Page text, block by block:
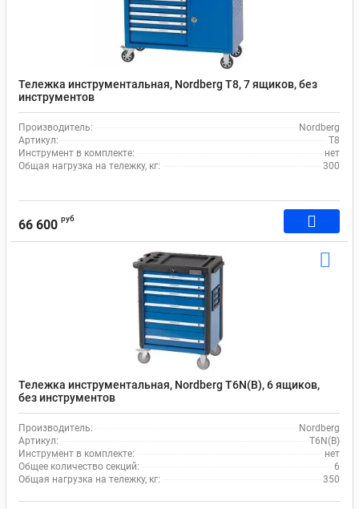
Тележка инструментальная, Nordberg T8, 7 ящиков, без
инструментов
Производитель:
Nordberg
Артикул:
T8
Инструмент в комплекте:
нет
Общая нагрузка на тележку, кг:
300
66 600 руб
Тележка инструментальная, Nordberg T6N(B), 6 ящиков,
без инструментов
Производитель:
Nordberg
Артикул:
T6N(B)
Инструмент в комплекте:
нет
Общее количество секций:
6
Общая нагрузка на тележку, кг:
350